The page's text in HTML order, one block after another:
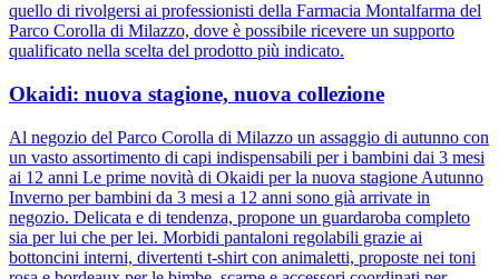
quello di rivolgersi ai professionisti della Farmacia Montalfarma del
Parco Corolla di Milazzo, dove è possibile ricevere un supporto
qualificato nella scelta del prodotto più indicato.
Okaidi: nuova stagione, nuova collezione
Al negozio del Parco Corolla di Milazzo un assaggio di autunno con
un vasto assortimento di capi indispensabili per i bambini dai 3 mesi
ai 12 anni Le prime novità di Okaidi per la nuova stagione Autunno
Inverno per bambini da 3 mesi a 12 anni sono già arrivate in
negozio. Delicata e di tendenza, propone un guardaroba completo
sia per lui che per lei. Morbidi pantaloni regolabili grazie ai
bottoncini interni, divertenti t-shirt con animaletti, proposte nei toni